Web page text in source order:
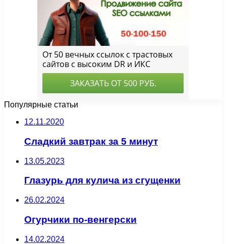
Популярные статьи
12.11.2020
Сладкий завтрак за 5 минут
13.05.2023
Глазурь для кулича из сгущенки
26.02.2024
Огурчики по-венгерски
14.02.2024